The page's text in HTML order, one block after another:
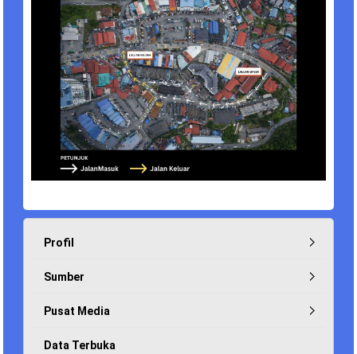
Profil
Sumber
Pusat Media
Data Terbuka